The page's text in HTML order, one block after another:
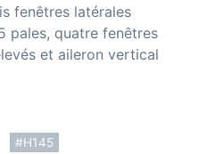
fenêtres latérales
pales, quatre fenêtres
et aileron vertical
#H145